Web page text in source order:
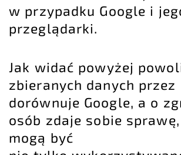
w przypadku Google i
przeglądarki.
Jak widać powyżej
zbieranych danych przez
dorównuje Google, a o
osób zdaje sobie
mogą być